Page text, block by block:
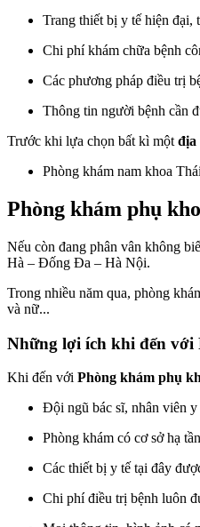
Trang thiết bị y tế hiện đại,
Chi phí khám chữa bệnh
Các phương pháp điều trị
Thông tin người bệnh cần
Trước khi lựa chọn bất kì một địa
Phòng khám nam khoa
Phòng khám phụ
Nếu còn đang phân vân không
Hà – Đống Đa – Hà Nội.
Trong nhiều năm qua, phòng
và nữ...
Những lợi ích khi đến
Khi đến với Phòng khám phụ
Đội ngũ bác sĩ, nhân viên
Phòng khám có cơ sở hạ
Các thiết bị y tế tại đây
Chi phí điều trị bệnh luôn